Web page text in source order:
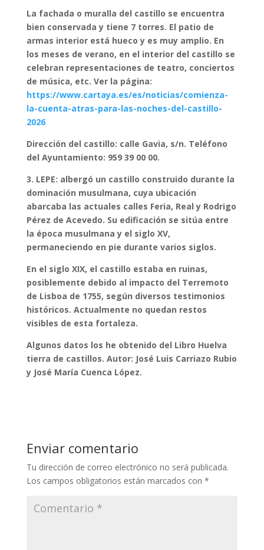
La fachada o muralla del castillo se encuentra
bien conservada y tiene 7 torres. El patio de
armas interior está hueco y es muy amplio. En
los meses de verano, en el interior del castillo se
celebran representaciones de teatro, conciertos
de música, etc. Ver la página:
https://www.cartaya.es/es/noticias/comienza-
la-cuenta-atras-para-las-noches-del-castillo-
2026
Dirección del castillo: calle Gavia, s/n. Teléfono
del Ayuntamiento: 959 39 00 00.
3. LEPE: albergó un castillo construido durante la
dominación musulmana, cuya ubicación
abarcaba las actuales calles Feria, Real y Rodrigo
Pérez de Acevedo. Su edificación se sitúa entre
la época musulmana y el siglo XV,
permaneciendo en pie durante varios siglos.
En el siglo XIX, el castillo estaba en ruinas,
posiblemente debido al impacto del Terremoto
de Lisboa de 1755, según diversos testimonios
históricos. Actualmente no quedan restos
visibles de esta fortaleza.
Algunos datos los he obtenido del Libro Huelva
tierra de castillos. Autor: José Luis Carriazo Rubio
y José María Cuenca López.
Enviar comentario
Tu dirección de correo electrónico no será publicada.
Los campos obligatorios están marcados con *